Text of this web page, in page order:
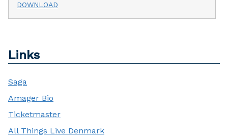
DOWNLOAD
Links
Saga
Amager Bio
Ticketmaster
All Things Live Denmark